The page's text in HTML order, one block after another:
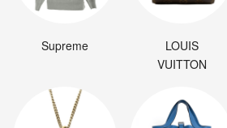
Supreme
LOUIS
VUITTON